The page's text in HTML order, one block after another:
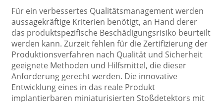
Für ein verbessertes Qualitätsmanagement werden
aussagekräftige Kriterien benötigt, an Hand derer
das produktspezifische Beschädigungsrisiko beurteilt
werden kann. Zurzeit fehlen für die Zertifizierung der
Produktionsverfahren nach Qualität und Sicherheit
geeignete Methoden und Hilfsmittel, die dieser
Anforderung gerecht werden. Die innovative
Entwicklung eines in das reale Produkt
implantierbaren miniaturisierten Stoßdetektors mit